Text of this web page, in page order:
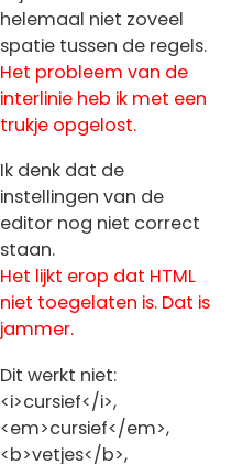
helemaal niet zoveel
spatie tussen de regels.
Het probleem van de
interlinie heb ik met een
trukje opgelost.
Ik denk dat de
instellingen van de
editor nog niet correct
staan.
Het lijkt erop dat HTML
niet toegelaten is. Dat is
jammer.
Dit werkt niet:
<i>cursief</i>,
<em>cursief</em>,
<b>vetjes</b>,